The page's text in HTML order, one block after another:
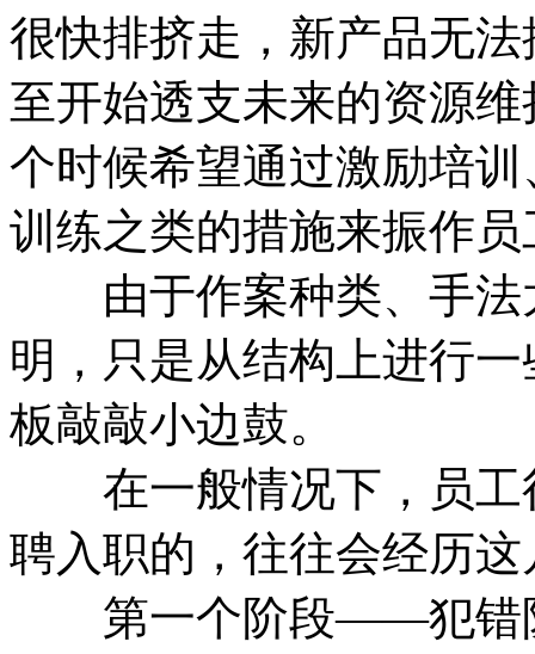
很快排挤走，新产品无
至开始透支未来的资源
个时候希望通过激励培
训练之类的措施来振作
由于作案种类、手法
明，只是从结构上进行
板敲敲小边鼓。
在一般情况下，员工
聘入职的，往往会经历
第一个阶段——犯错